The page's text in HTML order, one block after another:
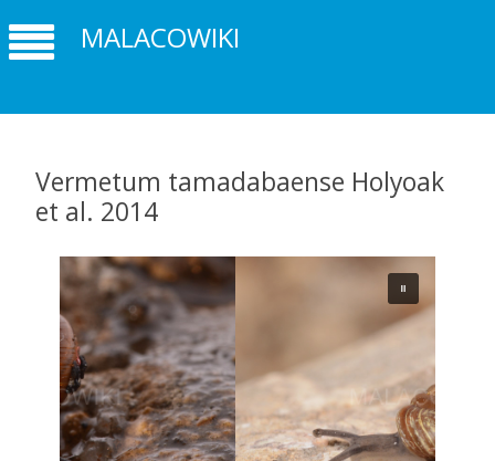
MALACOWIKI
Vermetum tamadabaense Holyoak
et al. 2014